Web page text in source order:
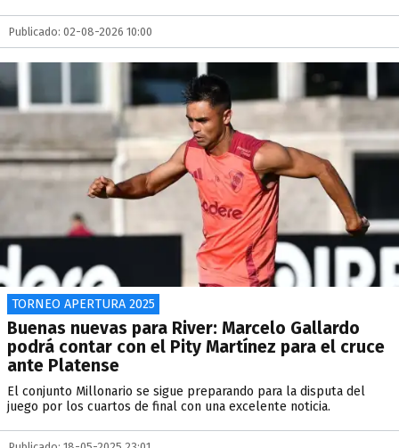
Publicado: 02-08-2026 10:00
TORNEO APERTURA 2025
Buenas nuevas para River: Marcelo Gallardo
podrá contar con el Pity Martínez para el cruce
ante Platense
El conjunto Millonario se sigue preparando para la disputa del
juego por los cuartos de final con una excelente noticia.